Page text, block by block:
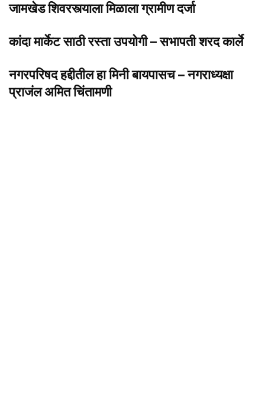
जामखेड शिवरस्त्याला मिळाला ग्रामीण दर्जा
कांदा मार्केट साठी रस्ता उपयोगी – सभापती शरद कार्ले
नगरपरिषद हद्दीतील हा मिनी बायपासच – नगराध्यक्षा
प्राजंल अमित चिंतामणी